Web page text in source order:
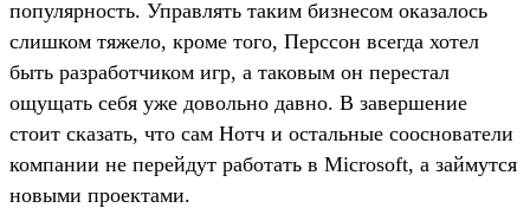
популярность. Управлять таким бизнесом оказалось
слишком тяжело, кроме того, Перссон всегда хотел
быть разработчиком игр, а таковым он перестал
ощущать себя уже довольно давно. В завершение
стоит сказать, что сам Нотч и остальные сооснователи
компании не перейдут работать в Microsoft, а займутся
новыми проектами.